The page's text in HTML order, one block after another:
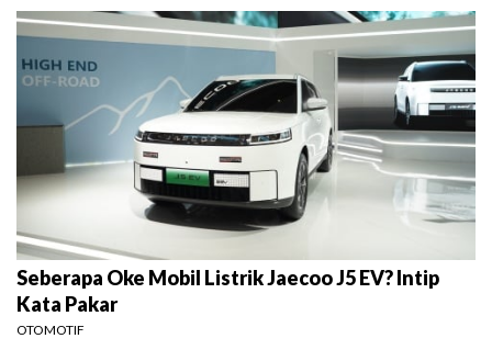
Seberapa Oke Mobil Listrik Jaecoo J5 EV? Intip
Kata Pakar
OTOMOTIF